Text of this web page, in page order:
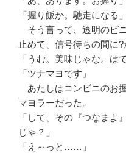
「握り飯か。馳走になる」
そう言って、透明のビ
止めて、信号待ちの間に?
「うむ。美味じゃな。は
「ツナマヨです」
あたしはコンビニのお
マヨラーだった。
「して、その『つなまよ
じゃ？」
「え～っと……」